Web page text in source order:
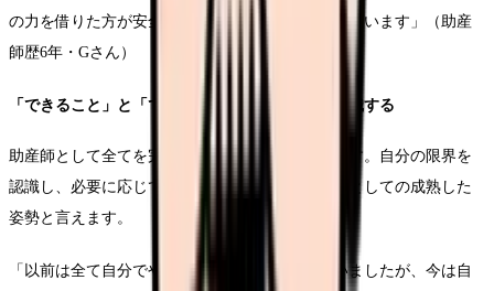
の力を借りた方が安全なケアにつながると実感しています」（助産
師歴6年・Gさん）
「できること」と「できないこと」の境界線を認識する
助産師として全てを完璧にこなすことは不可能です。自分の限界を
認識し、必要に応じて助けを求めることも専門職としての成熟した
姿勢と言えます。
「以前は全て自分でやろうとして苦しくなっていましたが、今は自